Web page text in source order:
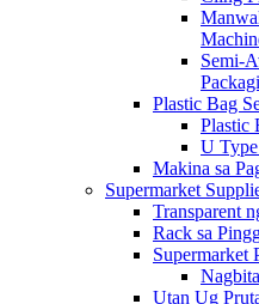
Semi-
Plastic Bag
Plastic
U
Makina sa
Supermarket
Transparent
Rack sa
Supermarket
Utan Ug